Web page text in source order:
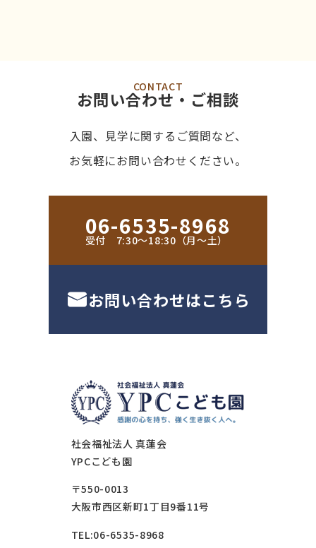
CONTACT
お問い合わせ・ご相談
入園、見学に関するご質問など、
お気軽にお問い合わせください。
06-6535-8968
受付 7:30〜18:30（月〜土）
お問い合わせはこちら
社会福祉法人 真蓮会
YPCこども園
〒550-0013
大阪市西区新町1丁目9番11号
TEL:06-6535-8968